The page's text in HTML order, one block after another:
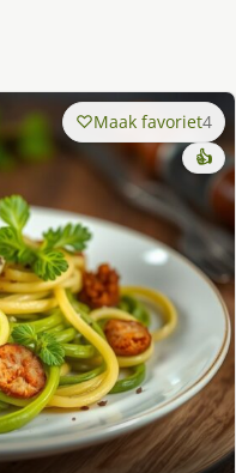
Maak favoriet4
👍